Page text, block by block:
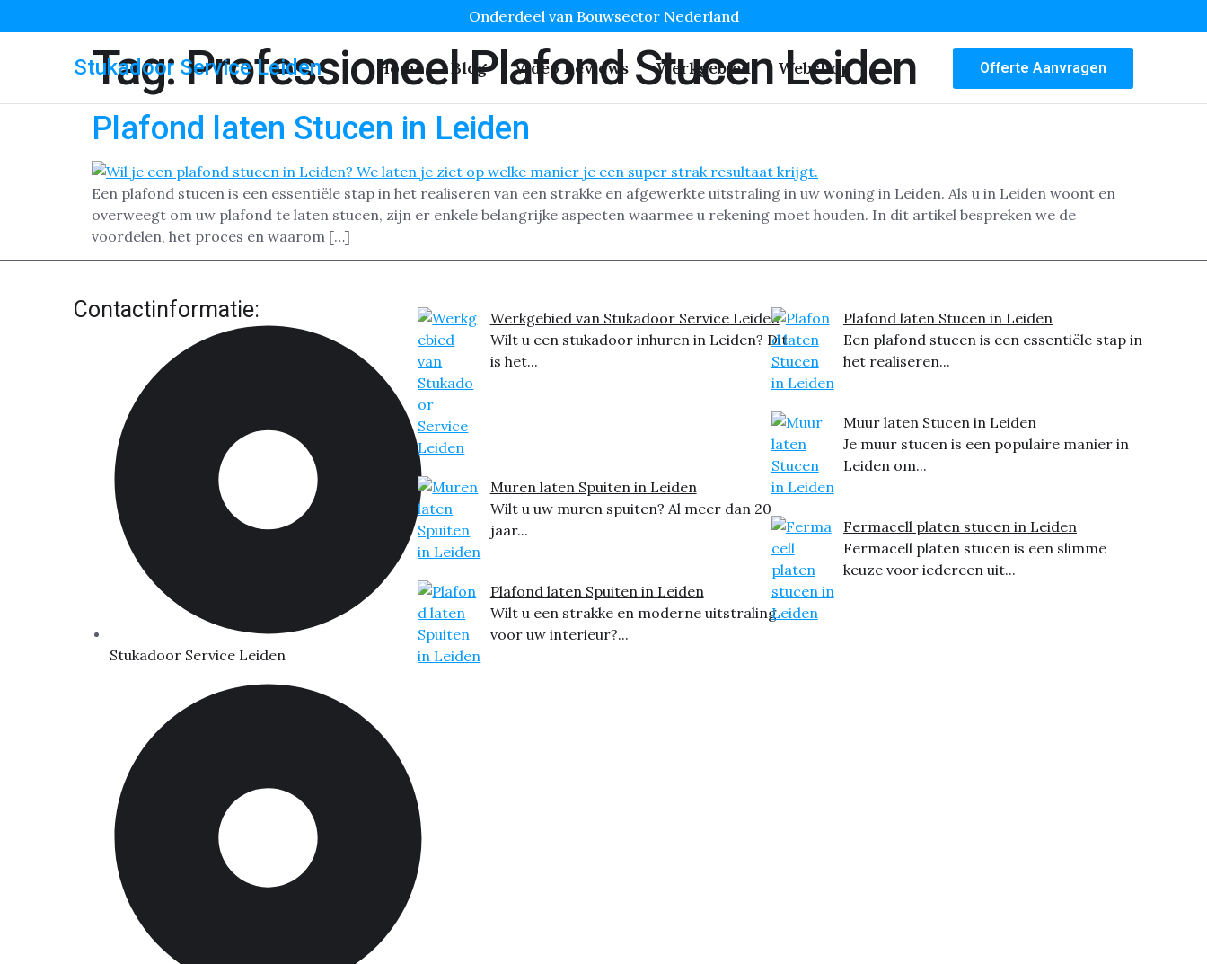
Onderdeel van Bouwsector Nederland
Stukadoor Service Leiden Home Blog Video Reviews Werkgebied Webshop Offerte Aanvragen
Tag:Professioneel Plafond Stucen Leiden
Plafond laten Stucen in Leiden
Een plafond stucen is een essentiële stap in het realiseren van een strakke en afgewerkte uitstraling in uw woning in Leiden. Als u in Leiden woont en
overweegt om uw plafond te laten stucen, zijn er enkele belangrijke aspecten waarmee u rekening moet houden. In dit artikel bespreken we de
voordelen, het proces en waarom […]
Contactinformatie:
Stukadoor Service Leiden
Werkgebied van Stukadoor Service Leiden
Wilt u een stukadoor inhuren in Leiden? Dit
is het...
Muren laten Spuiten in Leiden
Wilt u uw muren spuiten? Al meer dan 20
jaar...
Plafond laten Spuiten in Leiden
Wilt u een strakke en moderne uitstraling
voor uw interieur?...
Plafond laten Stucen in Leiden
Een plafond stucen is een essentiële stap in
het realiseren...
Muur laten Stucen in Leiden
Je muur stucen is een populaire manier in
Leiden om...
Fermacell platen stucen in Leiden
Fermacell platen stucen is een slimme
keuze voor iedereen uit...